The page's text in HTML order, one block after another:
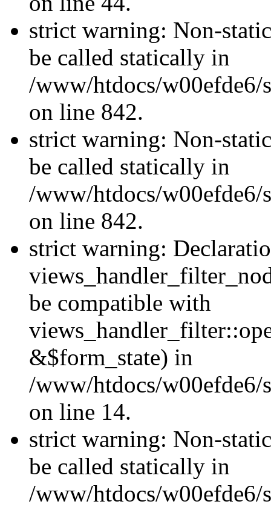
strict warning: Non-
be called statically in
/www/htdocs/w00efde6/
on line 842.
strict warning: Non-
be called statically in
/www/htdocs/w00efde6/
on line 842.
strict warning:
be compatible with
&$form_state) in
/www/htdocs/w00efde6/
on line 14.
strict warning: Non-
be called statically in
/www/htdocs/w00efde6/